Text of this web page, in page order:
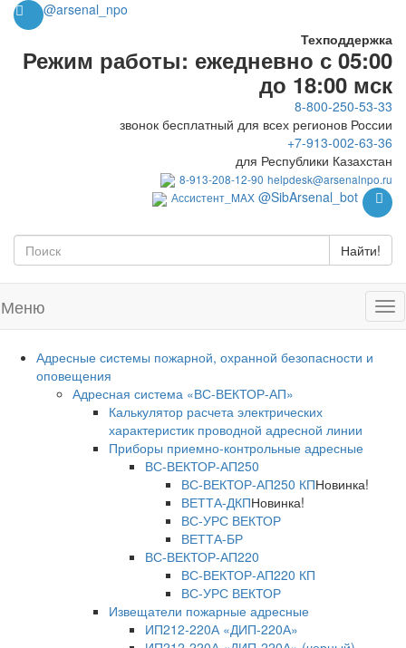
@arsenal_npo
Техподдержка
Режим работы: ежедневно с 05:00
до 18:00 мск
8-800-250-53-33
звонок бесплатный для всех регионов России
+7-913-002-63-36
для Республики Казахстан
8-913-208-12-90 helpdesk@arsenalnpo.ru
Ассистент_MAX @SibArsenal_bot
Найти!
Меню
Адресные системы пожарной, охранной безопасности и
оповещения
Адресная система «ВС-ВЕКТОР-АП»
Калькулятор расчета электрических
характеристик проводной адресной линии
Приборы приемно-контрольные адресные
ВС-ВЕКТОР-АП250
ВС-ВЕКТОР-АП250 КПНовинка!
ВЕТТА-ДКПНовинка!
ВС-УРС ВЕКТОР
ВЕТТА-БР
ВС-ВЕКТОР-АП220
ВС-ВЕКТОР-АП220 КП
ВС-УРС ВЕКТОР
Извещатели пожарные адресные
ИП212-220А «ДИП-220А»